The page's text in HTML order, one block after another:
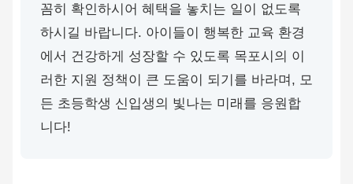
꼼히 확인하시어 혜택을 놓치는 일이 없도록
하시길 바랍니다. 아이들이 행복한 교육 환경
에서 건강하게 성장할 수 있도록 목포시의 이
러한 지원 정책이 큰 도움이 되기를 바라며, 모
든 초등학생 신입생의 빛나는 미래를 응원합
니다!